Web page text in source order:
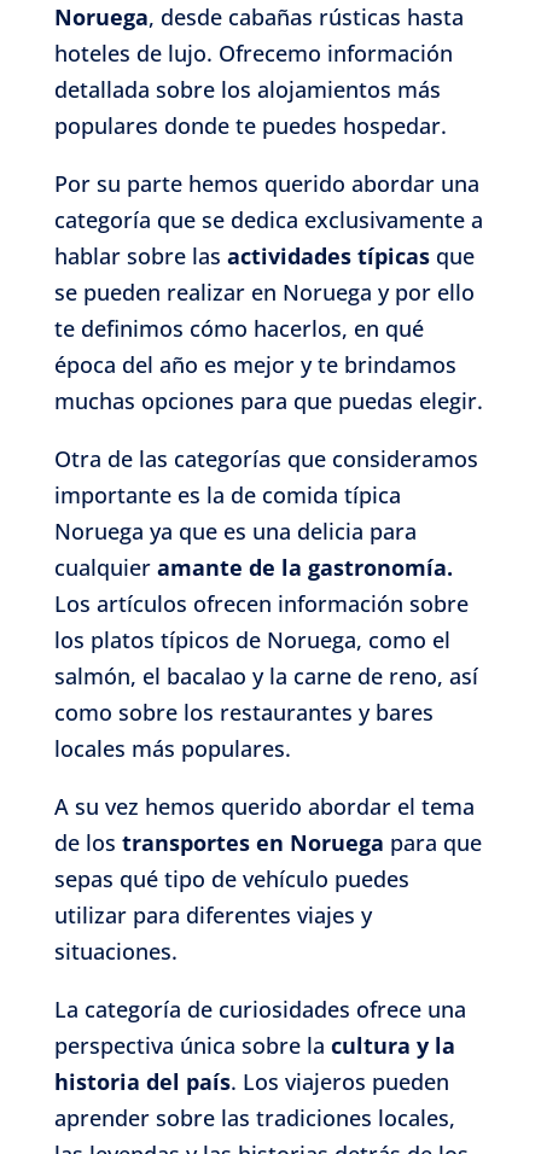
Noruega, desde cabañas rústicas hasta
hoteles de lujo. Ofrecemo información
detallada sobre los alojamientos más
populares donde te puedes hospedar.
Por su parte hemos querido abordar una
categoría que se dedica exclusivamente a
hablar sobre las actividades típicasque
se pueden realizar en Noruega y por ello
te definimos cómo hacerlos, en qué
época del año es mejor y te brindamos
muchas opciones para que puedas elegir.
Otra de las categorías que consideramos
importante es la de comida típica
Noruega ya que es una delicia para
cualquier amante de la gastronomía.
Los artículos ofrecen información sobre
los platos típicos de Noruega, como el
salmón, el bacalao y la carne de reno, así
como sobre los restaurantes y bares
locales más populares.
A su vez hemos querido abordar el tema
de los transportes en Noruega para que
sepas qué tipo de vehículo puedes
utilizar para diferentes viajes y
situaciones.
La categoría de curiosidades ofrece una
perspectiva única sobre la cultura y la
historia del país. Los viajeros pueden
aprender sobre las tradiciones locales,